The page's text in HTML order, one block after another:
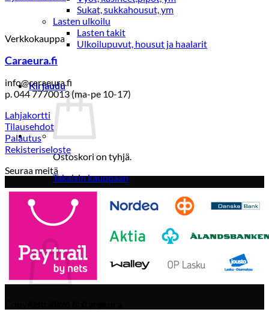
Sukat, sukkahousut, ym
Lasten ulkoilu
Lasten takit
Ulkoilupuvut, housut ja haalarit
Kirjaudu
Ostoskori on tyhjä.
Takaisin kauppaan
Verkkokauppa
Caraeura.fi
info@caraeura.fi
p. 044 7770013 (ma-pe 10-17)
Lahjakortti
Tilausehdot
Palautus
Rekisteriseloste
Seuraa meitä